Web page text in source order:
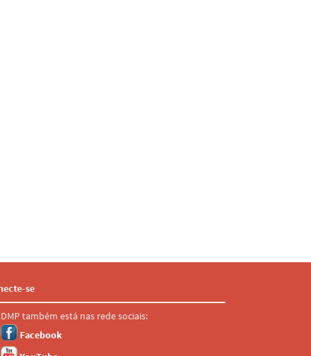
se
também está nas rede sociais:
Facebook